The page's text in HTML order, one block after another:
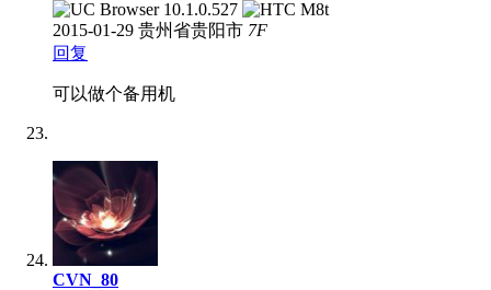
2015-01-29 贵州省贵阳市 7F
回复
可以做个备用机
CVN_80